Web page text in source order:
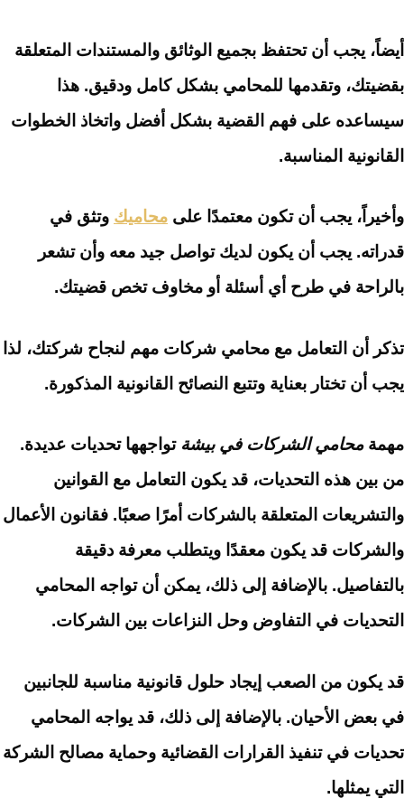
أيضاً، يجب أن تحتفظ بجميع الوثائق والمستندات المتعلقة
بقضيتك، وتقدمها للمحامي بشكل كامل ودقيق. هذا
سيساعده على فهم القضية بشكل أفضل واتخاذ الخطوات
القانونية المناسبة.
وأخيراً، يجب أن تكون معتمدًا على محاميك وتثق في
قدراته. يجب أن يكون لديك تواصل جيد معه وأن تشعر
بالراحة في طرح أي أسئلة أو مخاوف تخص قضيتك.
تذكر أن التعامل مع محامي شركات مهم لنجاح شركتك، لذا
يجب أن تختار بعناية وتتبع النصائح القانونية المذكورة.
مهمةمحامي الشركات في بيشة تواجهها تحديات عديدة.
من بين هذه التحديات، قد يكون التعامل مع القوانين
والتشريعات المتعلقة بالشركات أمرًا صعبًا. فقانون الأعمال
والشركات قد يكون معقدًا ويتطلب معرفة دقيقة
بالتفاصيل. بالإضافة إلى ذلك، يمكن أن تواجه المحامي
التحديات في التفاوض وحل النزاعات بين الشركات.
قد يكون من الصعب إيجاد حلول قانونية مناسبة للجانبين
في بعض الأحيان. بالإضافة إلى ذلك، قد يواجه المحامي
تحديات في تنفيذ القرارات القضائية وحماية مصالح الشركة
التي يمثلها.